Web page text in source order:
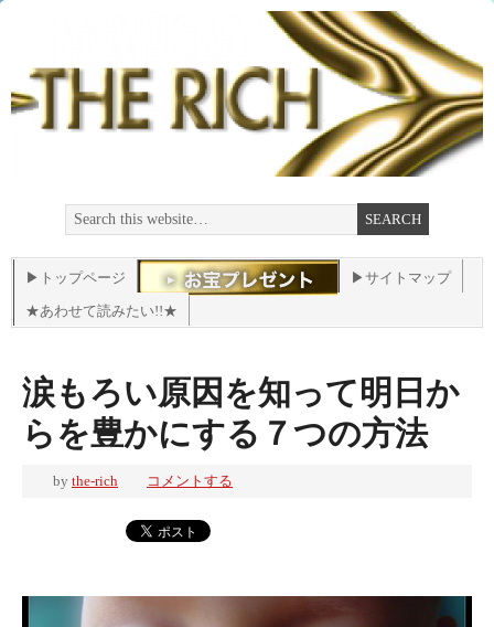
▶トップページ
▶サイトマップ
★あわせて読みたい!!★
涙もろい原因を知って明日か
らを豊かにする７つの方法
by the-rich コメントする